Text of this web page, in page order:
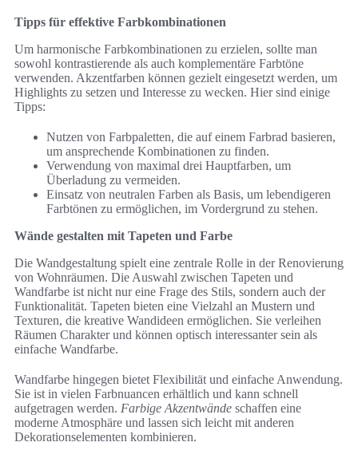
Tipps für effektive Farbkombinationen
Um harmonische Farbkombinationen zu erzielen, sollte man
sowohl kontrastierende als auch komplementäre Farbtöne
verwenden. Akzentfarben können gezielt eingesetzt werden, um
Highlights zu setzen und Interesse zu wecken. Hier sind einige
Tipps:
Nutzen von Farbpaletten, die auf einem Farbrad basieren,
um ansprechende Kombinationen zu finden.
Verwendung von maximal drei Hauptfarben, um
Überladung zu vermeiden.
Einsatz von neutralen Farben als Basis, um lebendigeren
Farbtönen zu ermöglichen, im Vordergrund zu stehen.
Wände gestalten mit Tapeten und Farbe
Die Wandgestaltung spielt eine zentrale Rolle in der Renovierung
von Wohnräumen. Die Auswahl zwischen Tapeten und
Wandfarbe ist nicht nur eine Frage des Stils, sondern auch der
Funktionalität. Tapeten bieten eine Vielzahl an Mustern und
Texturen, die kreative Wandideen ermöglichen. Sie verleihen
Räumen Charakter und können optisch interessanter sein als
einfache Wandfarbe.
Wandfarbe hingegen bietet Flexibilität und einfache Anwendung.
Sie ist in vielen Farbnuancen erhältlich und kann schnell
aufgetragen werden. Farbige Akzentwände schaffen eine
moderne Atmosphäre und lassen sich leicht mit anderen
Dekorationselementen kombinieren.